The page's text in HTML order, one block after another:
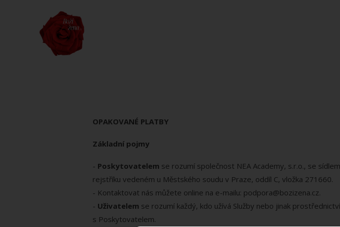
OPAKOVANÉ PLATBY
Základní pojmy
- Poskytovatelem se rozumí společnost NEA Academy, s.r.o., se
rejstříku vedeném u Městského soudu v Praze, oddíl C, vložka 271660.
- Kontaktovat nás můžete online na e-mailu: podpora@bozizena.cz.
- Uživatelem se rozumí každý, kdo užívá Služby nebo jinak
s Poskytovatelem.